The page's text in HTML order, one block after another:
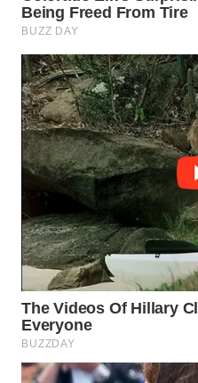
BINTAN
WN
MANDALIKA
WN
LIKUPANG
WN
LABUANBAJO
WN
BORNEO
Wahana
Media
Group